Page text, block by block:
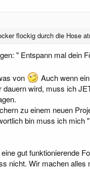
flockig durch die Hose
" Entspann mal dein
von
Auch wenn
dauern wird, muss ich
zu einem neuen
bin muss ich mich
gut funktionierende
nicht. Wir machen alles